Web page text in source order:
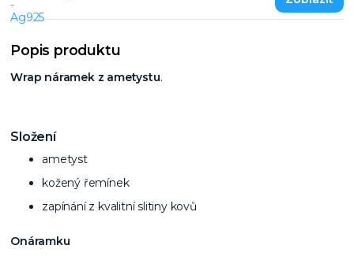
Popis produktu
Wrap náramek z ametystu.
Složení
ametyst
kožený řemínek
zapínání z kvalitní slitiny kovů
Onáramku